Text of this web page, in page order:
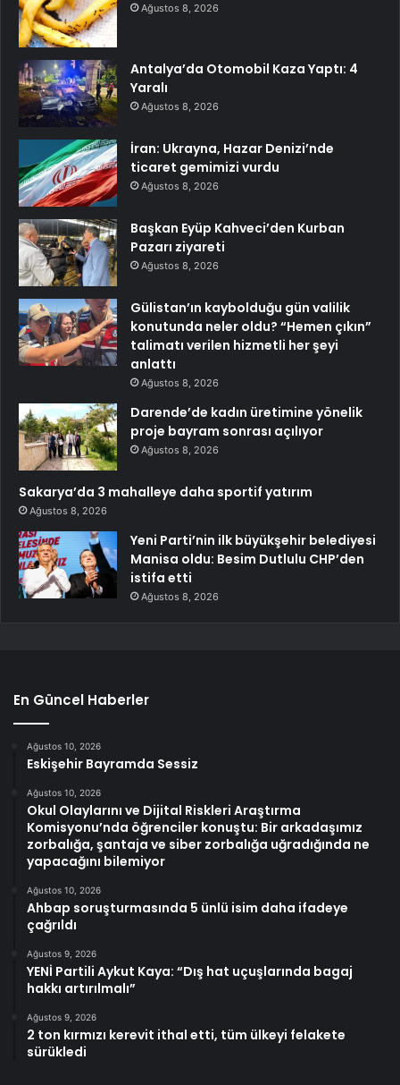
Ağustos 8, 2026
Antalya’da Otomobil Kaza Yaptı: 4
Yaralı
Ağustos 8, 2026
İran: Ukrayna, Hazar Denizi’nde
ticaret gemimizi vurdu
Ağustos 8, 2026
Başkan Eyüp Kahveci’den Kurban
Pazarı ziyareti
Ağustos 8, 2026
Gülistan’ın kaybolduğu gün valilik
konutunda neler oldu? “Hemen çıkın”
talimatı verilen hizmetli her şeyi
anlattı
Ağustos 8, 2026
Darende’de kadın üretimine yönelik
proje bayram sonrası açılıyor
Ağustos 8, 2026
Sakarya’da 3 mahalleye daha sportif yatırım
Ağustos 8, 2026
Yeni Parti’nin ilk büyükşehir belediyesi
Manisa oldu: Besim Dutlulu CHP’den
istifa etti
Ağustos 8, 2026
En Güncel Haberler
Ağustos 10, 2026
Eskişehir Bayramda Sessiz
Ağustos 10, 2026
Okul Olaylarını ve Dijital Riskleri Araştırma
Komisyonu’nda öğrenciler konuştu: Bir arkadaşımız
zorbalığa, şantaja ve siber zorbalığa uğradığında ne
yapacağını bilemiyor
Ağustos 10, 2026
Ahbap soruşturmasında 5 ünlü isim daha ifadeye
çağrıldı
Ağustos 9, 2026
YENİ Partili Aykut Kaya: “Dış hat uçuşlarında bagaj
hakkı artırılmalı”
Ağustos 9, 2026
2 ton kırmızı kerevit ithal etti, tüm ülkeyi felakete
sürükledi